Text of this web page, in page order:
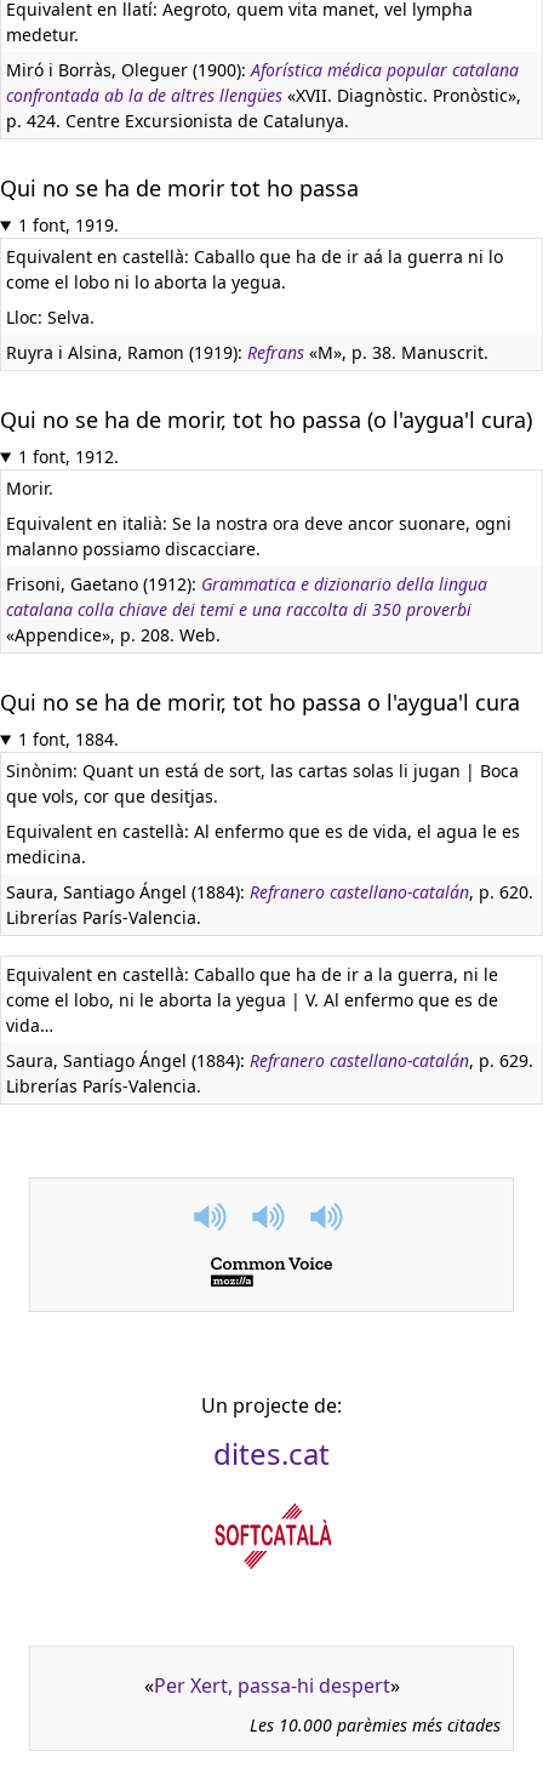
Equivalent en llatí: Aegroto, quem vita manet, vel lympha
medetur.
Miró i Borràs, Oleguer (1900):Aforística médica popular catalana
confrontada ab la de altres llengües «XVII. Diagnòstic. Pronòstic»,
p. 424. Centre Excursionista de Catalunya.
Qui no se ha de morir tot ho passa
1 font, 1919.
Equivalent en castellà: Caballo que ha de ir aá la guerra ni lo
come el lobo ni lo aborta la yegua.
Lloc: Selva.
Ruyra i Alsina, Ramon (1919): Refrans «M», p. 38. Manuscrit.
Qui no se ha de morir, tot ho passa (o l'aygua'l cura)
1 font, 1912.
Morir.
Equivalent en italià: Se la nostra ora deve ancor suonare, ogni
malanno possiamo discacciare.
Frisoni, Gaetano (1912): Grammatica e dizionario della lingua
catalana colla chiave dei temi e una raccolta di 350 proverbi
«Appendice», p. 208. Web.
Qui no se ha de morir, tot ho passa o l'aygua'l cura
1 font, 1884.
Sinònim: Quant un está de sort, las cartas solas li jugan | Boca
que vols, cor que desitjas.
Equivalent en castellà: Al enfermo que es de vida, el agua le es
medicina.
Saura, Santiago Ángel (1884): Refranero castellano-catalán, p. 620.
Librerías París-Valencia.
Equivalent en castellà: Caballo que ha de ir a la guerra, ni le
come el lobo, ni le aborta la yegua | V. Al enfermo que es de
vida…
Saura, Santiago Ángel (1884): Refranero castellano-catalán, p. 629.
Librerías París-Valencia.
Un projecte de:
dites.cat
«Per Xert, passa-hi despert»
Les 10.000 parèmies més citades